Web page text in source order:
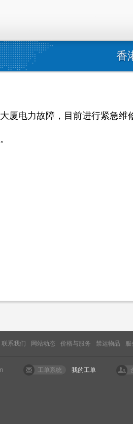
香
厦电力故障，目前进行紧急
联系我们 网站动态 价格与服务 禁运物品
工单系统 我的工单